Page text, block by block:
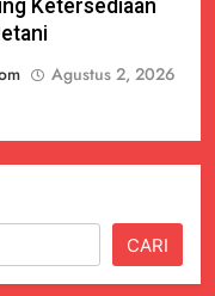
Ketersediaan
Agustus 2, 2026
CARI